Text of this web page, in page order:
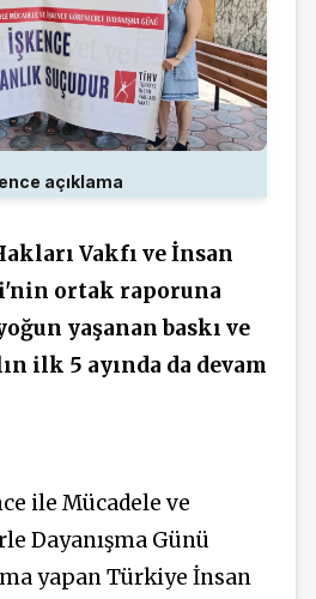
açıklama
Vakfı ve İnsan
ortak raporuna
yaşanan baskı ve
ilk 5 ayında da devam
ile Mücadele ve
Dayanışma Günü
yapan Türkiye İnsan